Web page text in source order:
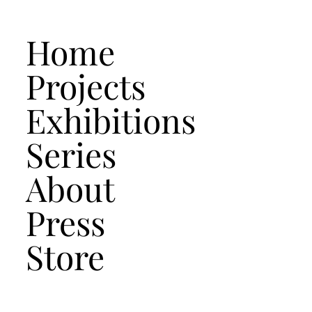
Home
Projects
Exhibitions
Series
About
Press
Store